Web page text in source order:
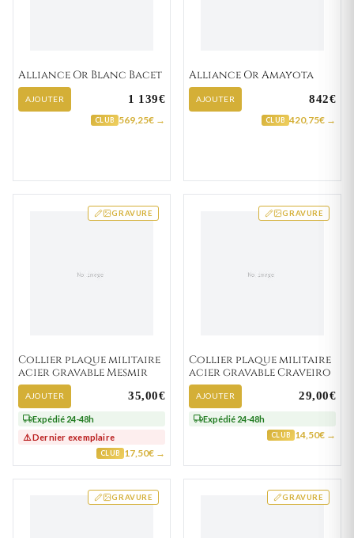
Alliance Or Blanc Bacet
AJOUTER 1 139€
CLUB 569,25€ →
Alliance Or Amayota
AJOUTER 842€
CLUB 420,75€ →
GRAVURE
Collier plaque militaire
acier gravable Mesmir
AJOUTER 35,00€
Expédié 24-48h
⚠️ Dernier exemplaire
CLUB 17,50€ →
GRAVURE
Collier plaque militaire
acier gravable Craveiro
AJOUTER 29,00€
Expédié 24-48h
CLUB 14,50€ →
GRAVURE GRAVURE